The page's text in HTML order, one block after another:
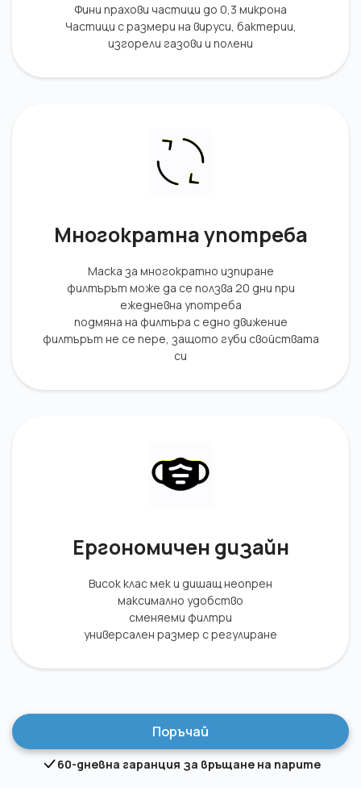
Фини прахови частици до 0,3 микрона
Частици с размери на вируси, бактерии,
изгорели газови и полени
Многократна употреба
Маска за многократно изпиране
филтърът може да се ползва 20 дни при
ежедневна употреба
подмяна на филтъра с едно движение
филтърът не се пере, защото губи свойствата
си
Ергономичен дизайн
Висок клас мек и дишащ неопрен
максимално удобство
сменяеми филтри
универсален размер с регулиране
Поръчай
60-дневна гаранция за връщане на парите